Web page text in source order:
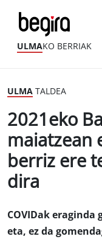
ULMAKO BERRIAK
ULMA TALDEA
2021eko
maiatzean
berriz ere
dira
COVIDak eraginda
eta, ez da